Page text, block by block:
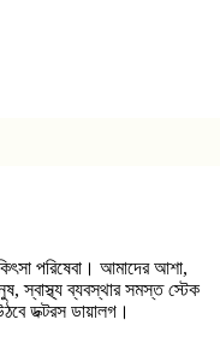
পরিষেবা। আমাদের আশা,
স্বাস্থ্য ব্যবস্থার সমস্ত স্টেক
ডক্টরস ডায়ালগ।